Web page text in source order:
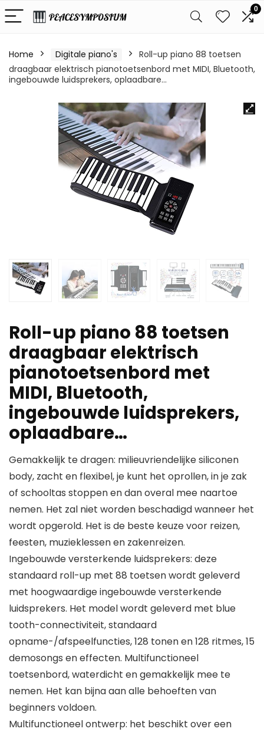
0
Home Digitale piano's
Roll-up piano 88 toetsen
draagbaar elektrisch pianotoetsenbord met MIDI, Bluetooth,
ingebouwde luidsprekers, oplaadbare…
Roll-up piano 88 toetsen
draagbaar elektrisch
pianotoetsenbord met
MIDI, Bluetooth,
ingebouwde luidsprekers,
oplaadbare…
Gemakkelijk te dragen: milieuvriendelijke siliconen
body, zacht en flexibel, je kunt het oprollen, in je zak
of schooltas stoppen en dan overal mee naartoe
nemen. Het zal niet worden beschadigd wanneer het
wordt opgerold. Het is de beste keuze voor reizen,
feesten, muzieklessen en zakenreizen.
Ingebouwde versterkende luidsprekers: deze
standaard roll-up met 88 toetsen wordt geleverd
met hoogwaardige ingebouwde versterkende
luidsprekers. Het model wordt geleverd met blue
tooth-connectiviteit, standaard
opname-/afspeelfuncties, 128 tonen en 128 ritmes, 15
demosongs en effecten. Multifunctioneel
toetsenbord, waterdicht en gemakkelijk mee te
nemen. Het kan bijna aan alle behoeften van
beginners voldoen.
Multifunctioneel ontwerp: het beschikt over een